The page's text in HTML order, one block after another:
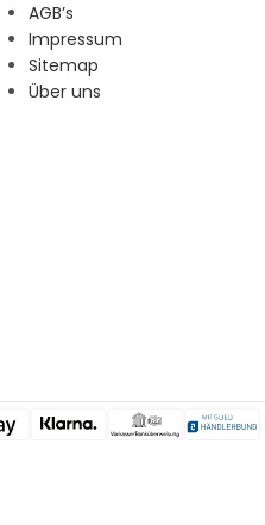
AGB’s
Impressum
Sitemap
Über uns